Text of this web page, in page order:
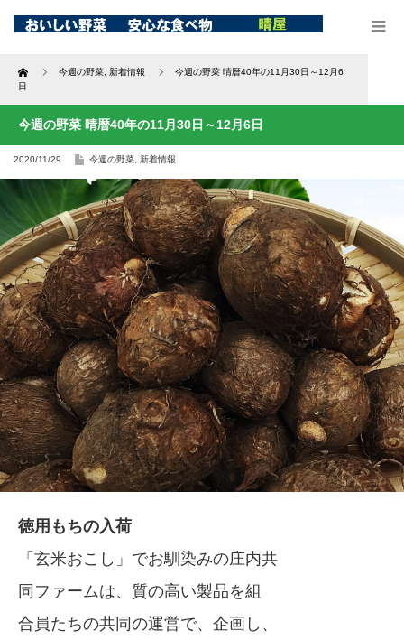
Home 今週の野菜 新着情報
今週の野菜 晴暦40年の11月30日～12月6
日
今週の野菜 晴暦40年の11月30日～12月6日
2020/11/29 今週の野菜 新着情報
徳用もちの入荷
「玄米おこし」でお馴染みの庄内共
同ファームは、質の高い製品を組
合員たちの共同の運営で、企画し、